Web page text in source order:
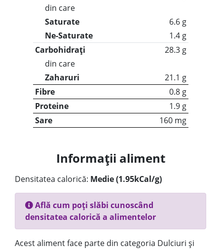
din care
Saturate
6.6 g
Ne-Saturate
1.4 g
Carbohidrați
28.3 g
din care
Zaharuri
21.1 g
Fibre
0.8 g
Proteine
1.9 g
Sare
160 mg
Informații aliment
Densitatea calorică: Medie (1.95kCal/g)
Află cum poți slăbi cunoscând
densitatea calorică a alimentelor
Acest aliment face parte din categoria Dulciuri și